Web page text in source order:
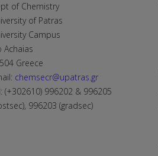
of Chemistry
of Patras
Campus
Achaias
Greece
chemsecr@upatras.gr
(+302610) 996202 & 996205
996203 (gradsec)